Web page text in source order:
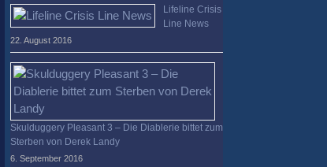
Lifeline Crisis
Line News
22. August 2016
Skulduggery Pleasant 3 – Die Diablerie bittet zum
Sterben von Derek Landy
6. September 2016